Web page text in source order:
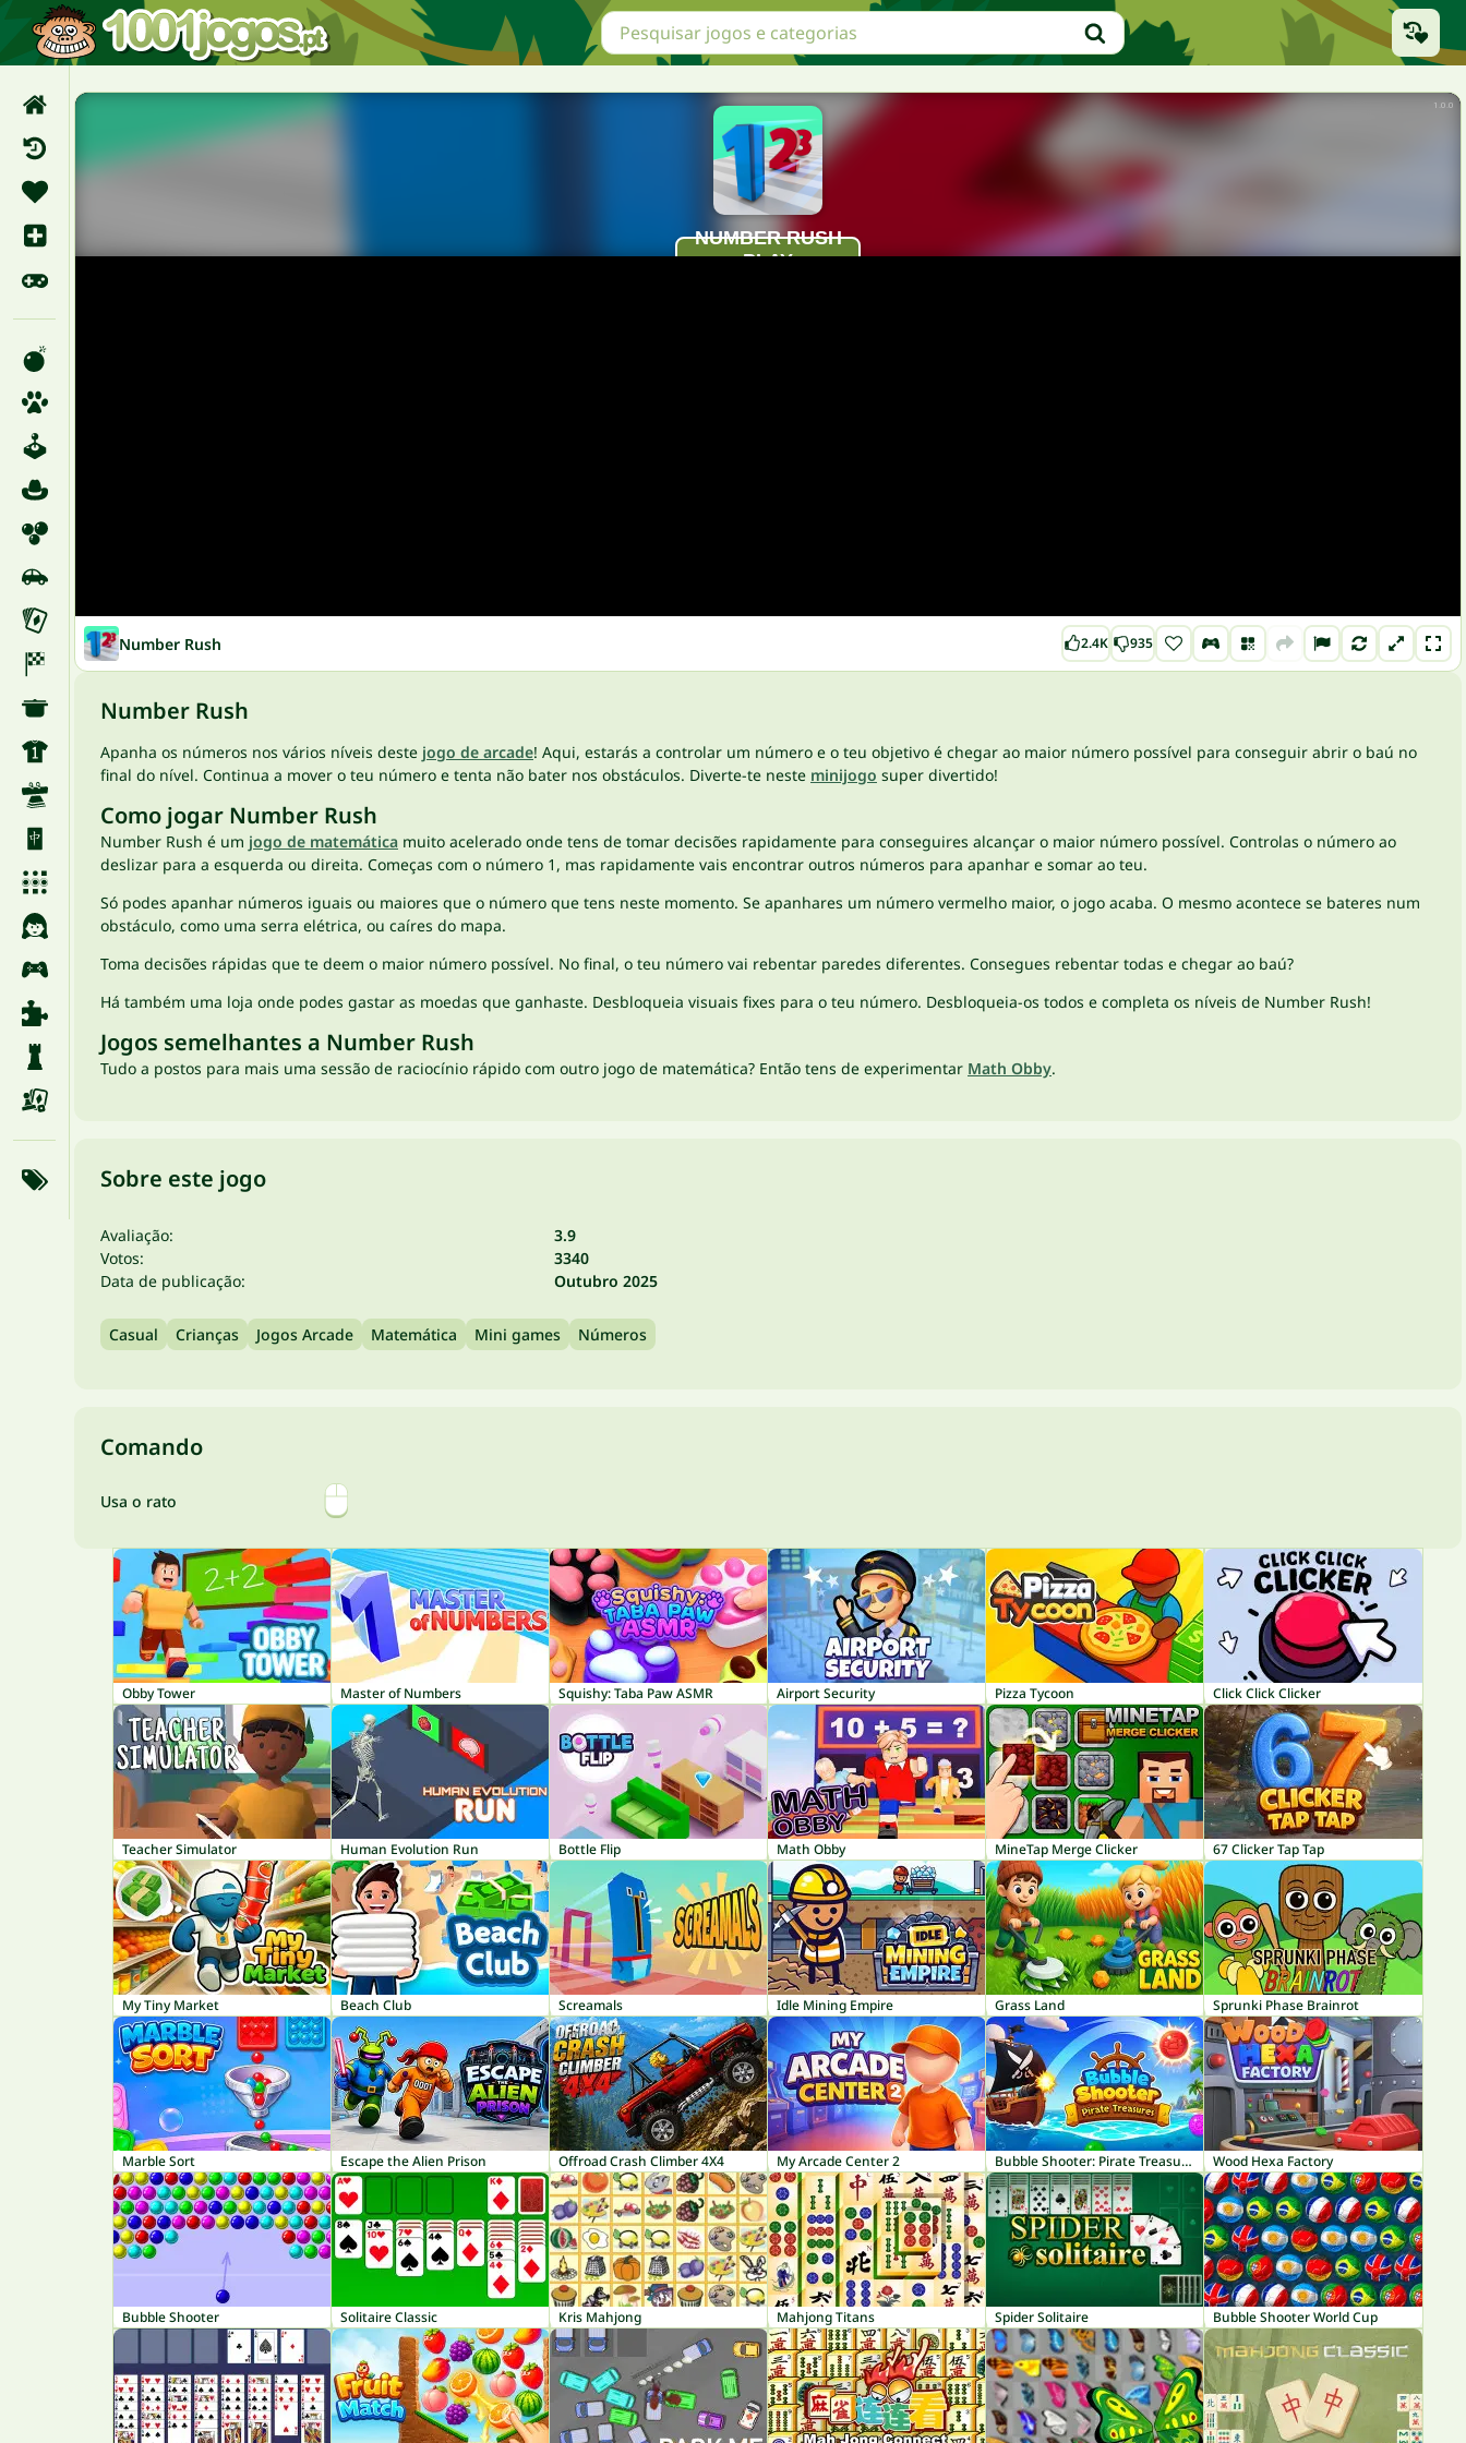
Number Rush 2.4K 935
Number Rush
Apanha os números nos vários níveis deste jogo de arcade! Aqui, estarás a controlar um número e o teu objetivo é chegar ao maior número possível para conseguir abrir o baú no
final do nível. Continua a mover o teu número e tenta não bater nos obstáculos. Diverte-te neste minijogo super divertido!
Como jogar Number Rush
Number Rush é um jogo de matemática muito acelerado onde tens de tomar decisões rapidamente para conseguires alcançar o maior número possível. Controlas o número ao
deslizar para a esquerda ou direita. Começas com o número 1, mas rapidamente vais encontrar outros números para apanhar e somar ao teu.
Só podes apanhar números iguais ou maiores que o número que tens neste momento. Se apanhares um número vermelho maior, o jogo acaba. O mesmo acontece se bateres num
obstáculo, como uma serra elétrica, ou caíres do mapa.
Toma decisões rápidas que te deem o maior número possível. No final, o teu número vai rebentar paredes diferentes. Consegues rebentar todas e chegar ao baú?
Há também uma loja onde podes gastar as moedas que ganhaste. Desbloqueia visuais fixes para o teu número. Desbloqueia-os todos e completa os níveis de Number Rush!
Jogos semelhantes a Number Rush
Tudo a postos para mais uma sessão de raciocínio rápido com outro jogo de matemática? Então tens de experimentar Math Obby.
Sobre este jogo
Avaliação:
3.9
Votos:
3340
Data de publicação:
Outubro 2025
Casual Crianças Jogos Arcade Matemática Mini games Números
Comando
Usa o rato
Obby Tower Master of Numbers Squishy: Taba Paw ASMR Airport Security Pizza Tycoon Click Click Clicker
Teacher Simulator Human Evolution Run Bottle Flip Math Obby MineTap Merge Clicker 67 Clicker Tap Tap
My Tiny Market Beach Club Screamals Idle Mining Empire Grass Land Sprunki Phase Brainrot
Marble Sort Escape the Alien Prison Offroad Crash Climber 4X4 My Arcade Center 2 Bubble Shooter: Pirate Treasures Wood Hexa Factory
Bubble Shooter Solitaire Classic Kris Mahjong Mahjong Titans Spider Solitaire Bubble Shooter World Cup